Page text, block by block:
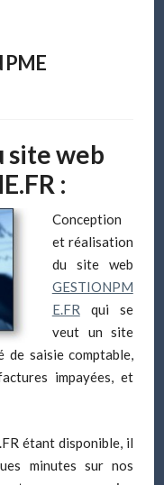
PME
site web
:
Conception
et réalisation
du site web
GESTIONPM
E.FR qui se
veut un site
saisie comptable,
impayées, et
étant disponible, il
minutes sur nos